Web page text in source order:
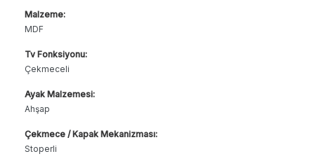
Malzeme:
MDF
Tv Fonksiyonu:
Çekmeceli
Ayak Malzemesi:
Ahşap
Çekmece / Kapak Mekanizması:
Stoperli